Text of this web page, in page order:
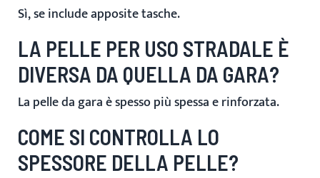
Sì, se include apposite tasche.
LA PELLE PER USO STRADALE È
DIVERSA DA QUELLA DA GARA?
La pelle da gara è spesso più spessa e rinforzata.
COME SI CONTROLLA LO
SPESSORE DELLA PELLE?